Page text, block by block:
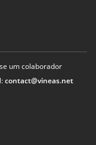
um colaborador
contact@vineas.net